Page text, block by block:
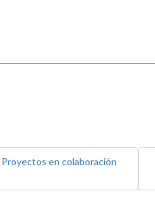
Proyectos en colaboración